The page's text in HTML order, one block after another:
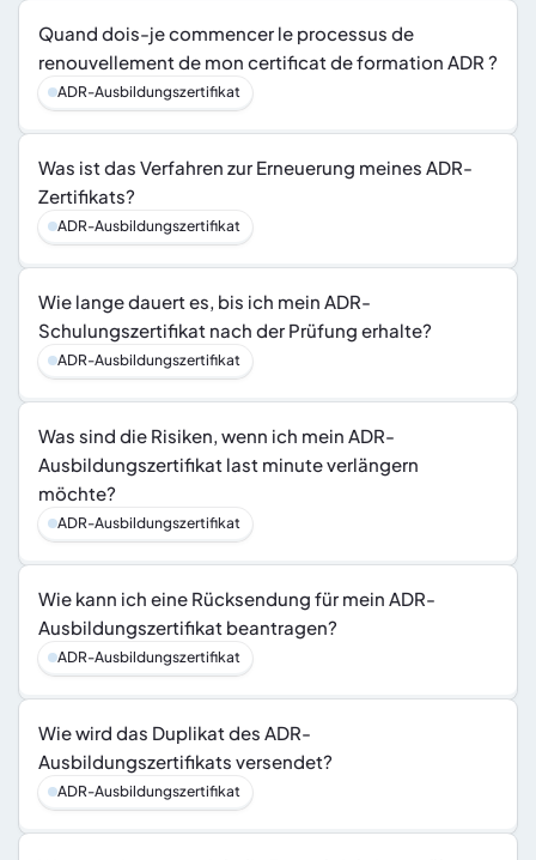
Quand dois-je commencer le processus de
renouvellement de mon certificat de formation ADR ?
ADR-Ausbildungszertifikat
Was ist das Verfahren zur Erneuerung meines ADR-
Zertifikats?
ADR-Ausbildungszertifikat
Wie lange dauert es, bis ich mein ADR-
Schulungszertifikat nach der Prüfung erhalte?
ADR-Ausbildungszertifikat
Was sind die Risiken, wenn ich mein ADR-
Ausbildungszertifikat last minute verlängern
möchte?
ADR-Ausbildungszertifikat
Wie kann ich eine Rücksendung für mein ADR-
Ausbildungszertifikat beantragen?
ADR-Ausbildungszertifikat
Wie wird das Duplikat des ADR-
Ausbildungszertifikats versendet?
ADR-Ausbildungszertifikat